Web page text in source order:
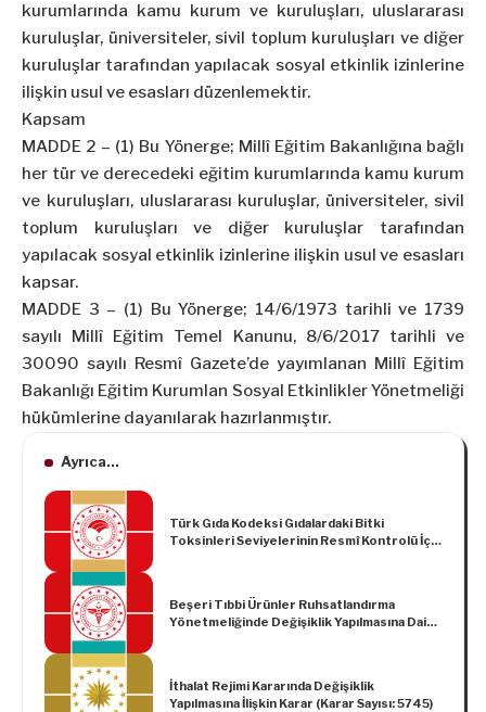
kurumlarında kamu kurum ve kuruluşları, uluslararası
kuruluşlar, üniversiteler, sivil toplum kuruluşları ve diğer
kuruluşlar tarafından yapılacak sosyal etkinlik izinlerine
ilişkin usul ve esasları düzenlemektir.
Kapsam
MADDE 2 – (1) Bu Yönerge; Millî Eğitim Bakanlığına bağlı
her tür ve derecedeki eğitim kurumlarında kamu kurum
ve kuruluşları, uluslararası kuruluşlar, üniversiteler, sivil
toplum kuruluşları ve diğer kuruluşlar tarafından
yapılacak sosyal etkinlik izinlerine ilişkin usul ve esasları
kapsar.
MADDE 3 – (1) Bu Yönerge; 14/6/1973 tarihli ve 1739
sayılı Millî Eğitim Temel Kanunu, 8/6/2017 tarihli ve
30090 sayılı Resmî Gazete’de yayımlanan Millî Eğitim
Bakanlığı Eğitim Kurumlan Sosyal Etkinlikler Yönetmeliği
hükümlerine dayanılarak hazırlanmıştır.
Ayrıca...
Türk Gıda Kodeksi Gıdalardaki Bitki
Toksinleri Seviyelerinin Resmî Kontrolü İçin
Beşeri Tıbbi Ürünler Ruhsatlandırma
Yönetmeliğinde Değişiklik Yapılmasına Dair
İthalat Rejimi Kararında Değişiklik
Yapılmasına İlişkin Karar (Karar Sayısı: 5745)